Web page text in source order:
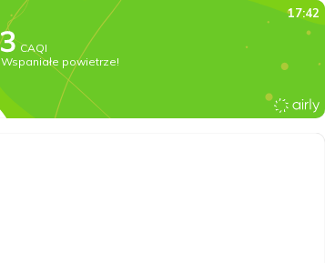
17:42
CAQI
Wspaniałe powietrze!